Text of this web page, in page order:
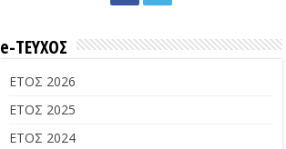
e-ΤΕΥΧΟΣ
ΕΤΟΣ 2026
ΕΤΟΣ 2025
ΕΤΟΣ 2024